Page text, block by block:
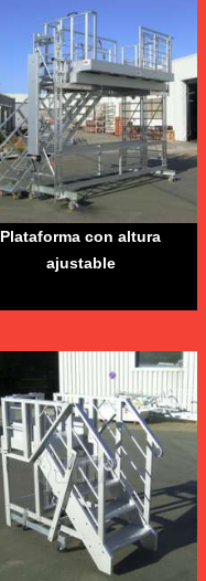
Plataforma con altura
ajustable